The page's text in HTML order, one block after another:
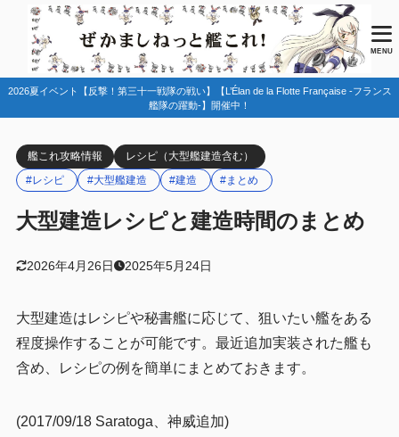
MENU
2026夏イベント【反撃！第三十一戦隊の戦い】【L’Élan de la Flotte Française -フランス
艦隊の躍動-】開催中！
艦これ攻略情報
レシピ（大型艦建造含む）
#レシピ
#大型艦建造 #建造 #まとめ
大型建造レシピと建造時間のまとめ
2026年4月26日 2025年5月24日
大型建造はレシピや秘書艦に応じて、狙いたい艦をある
程度操作することが可能です。最近追加実装された艦も
含め、レシピの例を簡単にまとめておきます。
(2017/09/18 Saratoga、神威追加)
目次
1
1.1.1 建造テーブル
1.1.3 特殊な建造条件(秘書艦)
1.2 開発資材の数
1.4 高速建造
各レシピと狙う艦の例
2.2 戦艦テーブル